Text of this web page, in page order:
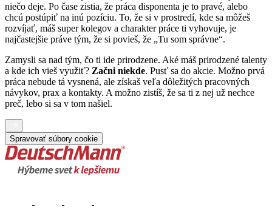
niečo deje. Po čase zistia, že práca disponenta je to pravé, alebo
chcú postúpiť na inú pozíciu. To, že si v prostredí, kde sa môžeš
rozvíjať, máš super kolegov a charakter práce ti vyhovuje, je
najčastejšie práve tým, že si povieš, že „Tu som správne“.
Zamysli sa nad tým, čo ti ide prirodzene. Aké máš prirodzené talenty
a kde ich vieš využiť? Začni niekde. Pusť sa do akcie. Možno prvá
práca nebude tá vysnená, ale získaš veľa dôležitých pracovných
návykov, prax a kontakty. A možno zistíš, že sa ti z nej už nechce
preč, lebo si sa v tom našiel.
Spravovať súbory cookie